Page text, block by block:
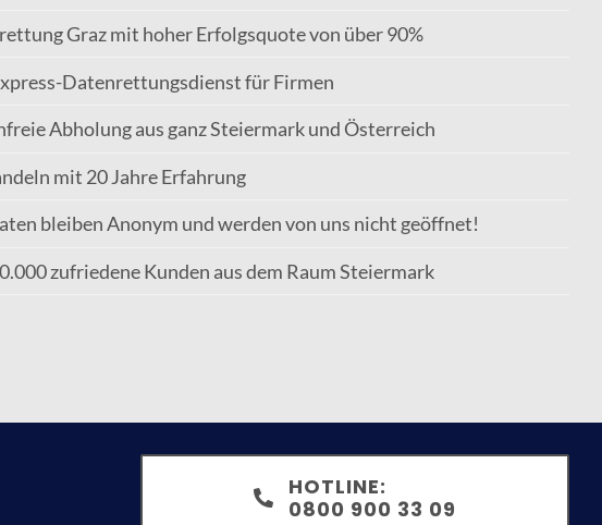
Graz mit hoher Erfolgsquote von über 90%
Datenrettungsdienst für Firmen
Abholung aus ganz Steiermark und Österreich
mit 20 Jahre Erfahrung
bleiben Anonym und werden von uns nicht geöffnet!
zufriedene Kunden aus dem Raum Steiermark
HOTLINE:
0800 900 33 09